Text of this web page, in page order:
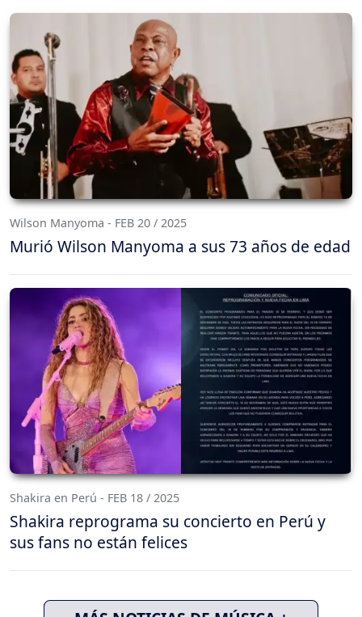
Wilson Manyoma - FEB 20 / 2025
Murió Wilson Manyoma a sus 73 años de edad
Shakira en Perú - FEB 18 / 2025
Shakira reprograma su concierto en Perú y
sus fans no están felices